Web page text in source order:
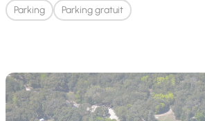
Parking Parking gratuit